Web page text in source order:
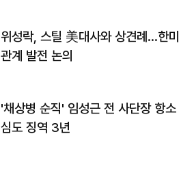
위성락, 스틸 美대사와 상견례…한미
관계 발전 논의
'채상병 순직' 임성근 전 사단장 항소
심도 징역 3년